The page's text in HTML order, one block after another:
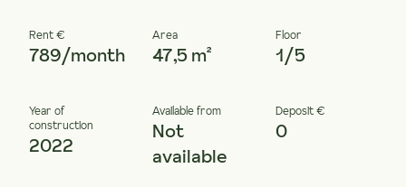
Rent €
789/month
Area
47,5 m²
Floor
1/5
Year of
construction
2022
Available from
Not
available
Deposit €
0